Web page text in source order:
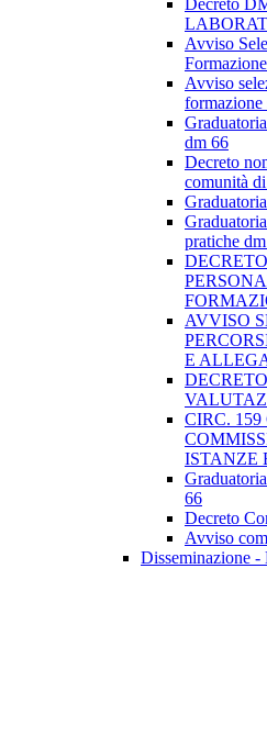
Decreto
Avviso
Avviso
dm 66
Decreto
comunità
pratiche
AVVISO
E
CIRC.
ISTANZE
66
Decreto
Avviso
Disseminazione